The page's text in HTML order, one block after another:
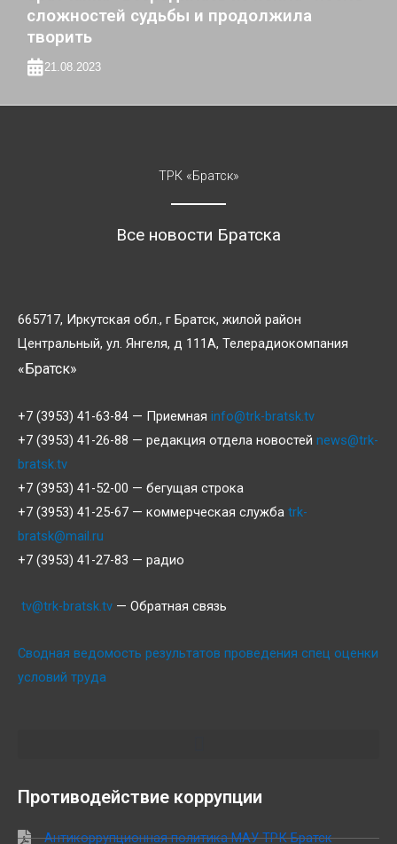
сложностей судьбы и продолжила
творить
21.08.2023
ТРК «Братск»
Все новости Братска
665717, Иркутская обл., г Братск, жилой район
Центральный, ул. Янгеля, д 111А, Телерадиокомпания
«Братск»
+7 (3953) 41-63-84 — Приемная info@trk-bratsk.tv
+7 (3953) 41-26-88 — редакция отдела новостей news@trk-
bratsk.tv
+7 (3953) 41-52-00 — бегущая строка
+7 (3953) 41-25-67 — коммерческая служба trk-
bratsk@mail.ru
+7 (3953) 41-27-83 — радио
tv@trk-bratsk.tv — Обратная связь
Сводная ведомость результатов проведения спец оценки
условий труда
Противодействие коррупции
Антикоррупционная политика МАУ ТРК Братск